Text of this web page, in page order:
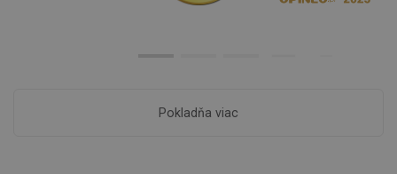
Pokladňa viac